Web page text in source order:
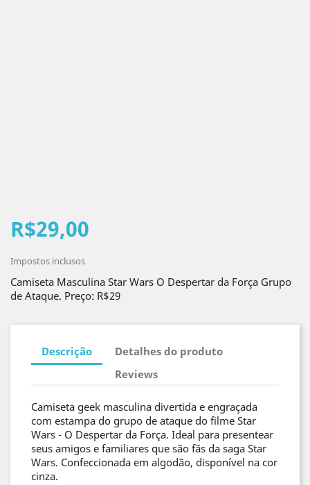
R$29,00
Impostos inclusos
Camiseta Masculina Star Wars O Despertar da Força Grupo
de Ataque. Preço: R$29
Descrição
Detalhes do produto
Reviews
Camiseta geek masculina divertida e engraçada
com estampa do grupo de ataque do filme Star
Wars - O Despertar da Força. Ideal para presentear
seus amigos e familiares que são fãs da saga Star
Wars. Confeccionada em algodão, disponível na cor
cinza.